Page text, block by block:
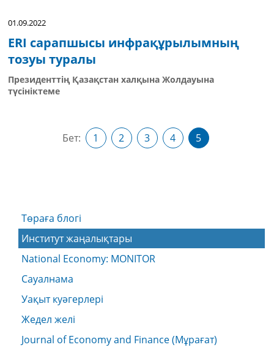
01.09.2022
ERI сарапшысы инфрақұрылымның
тозуы туралы
Президенттің Қазақстан халқына Жолдауына
түсініктеме
Бет: 1 2 3 4 5
Төраға блогі
Институт жаңалықтары
National Economy: MONITOR
Сауалнама
Уақыт куәгерлері
Жедел желі
Journal of Economy and Finance (Мұрағат)